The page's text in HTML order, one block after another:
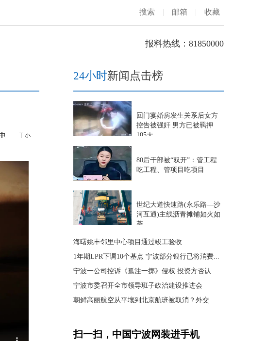
搜索 | 邮箱 | 收藏
报料热线：81850000
24小时新闻点击榜
回门宴婚房发生关系后女方
控告被强奸 男方已被羁押
105天
80后干部被“双开”：管工程
吃工程、管项目吃项目
世纪大道快速路(永乐路—沙
河互通)主线沥青摊铺如火如
荼
海曙姚丰邻里中心项目通过竣工验收
1年期LPR下调10个基点 宁波部分银行已将消费...
宁波一公司控诉《孤注一掷》侵权 投资方否认
宁波市委召开全市领导班子政治建设推进会
朝鲜高丽航空从平壤到北京航班被取消？外交...
扫一扫，中国宁波网装进手机